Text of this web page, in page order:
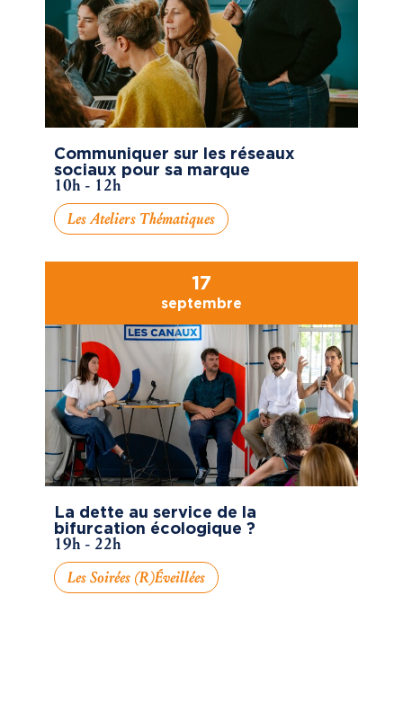
Communiquer sur les réseaux
sociaux pour sa marque
10h - 12h
Les Ateliers Thématiques
17
septembre
La dette au service de la
bifurcation écologique ?
19h - 22h
Les Soirées (R)éveillées